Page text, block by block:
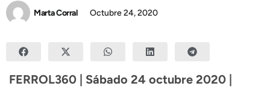
Marta Corral Octubre 24, 2020
FERROL360 | Sábado 24 octubre 2020 |